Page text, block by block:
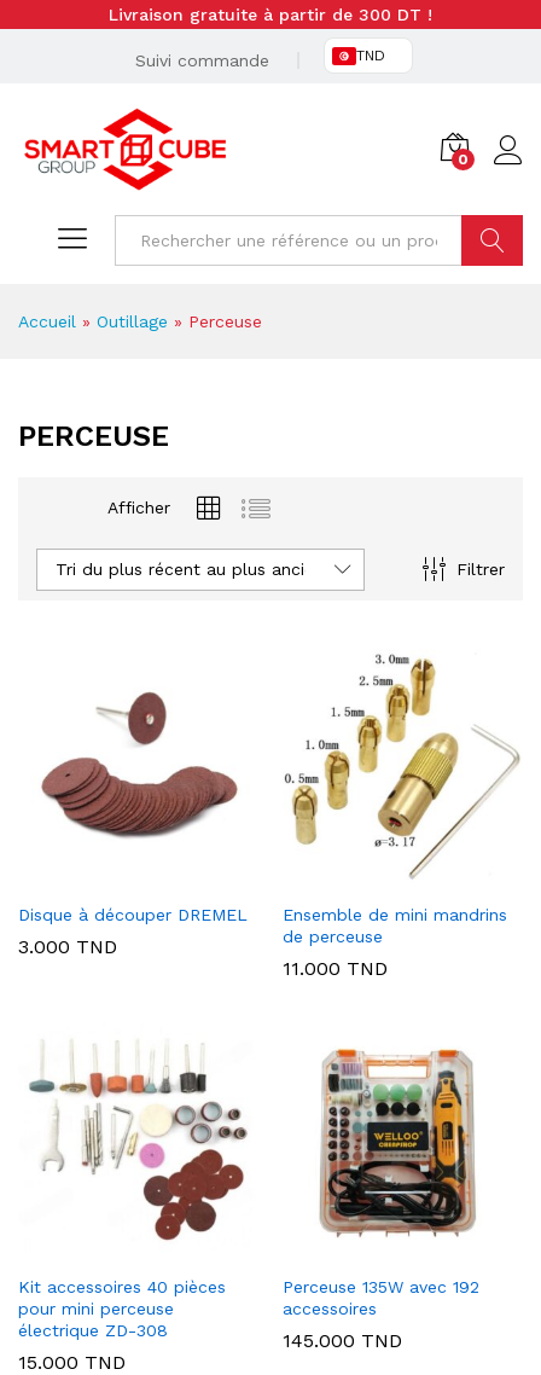
Livraison gratuite à partir de 300 DT !
Suivi commande TND
0
Accueil » Outillage » Perceuse
PERCEUSE
Afficher
Filtrer
Tri du plus récent au plus ancien
Disque à découper DREMEL
3.000 TND
Ensemble de mini mandrins
de perceuse
11.000 TND
Kit accessoires 40 pièces
pour mini perceuse
électrique ZD-308
15.000 TND
Perceuse 135W avec 192
accessoires
145.000 TND